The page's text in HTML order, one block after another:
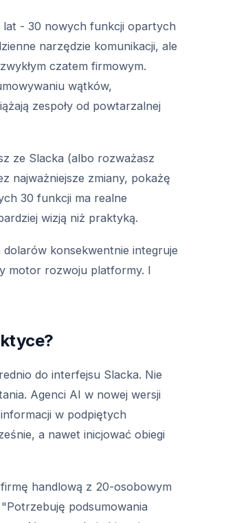
lat - 30 nowych funkcji opartych
narzędzie komunikacji, ale
czatem firmowym.
wątków,
zespoły od powtarzalnej
ze Slacka (albo rozważasz
najważniejsze zmiany, pokażę
30 funkcji ma realne
wizją niż praktyką.
konsekwentnie integruje
motor rozwoju platformy. I
do interfejsu Slacka. Nie
Agenci AI w nowej wersji
w podpiętych
a nawet inicjować obiegi
handlową z 20-osobowym
podsumowania